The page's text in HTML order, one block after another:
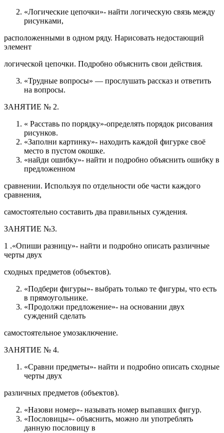
«Логические цепочки»- найти логическую связь между
рисунками,
расположенными в одном ряду. Нарисовать недостающий
элемент
логической цепочки. Подробно объяснить свои действия.
«Трудные вопросы» — прослушать рассказ и ответить
на вопросы.
ЗАНЯТИЕ № 2.
« Расставь по порядку»-определять порядок рисования
рисунков.
«Заполни картинку»- находить каждой фигурке своё
место в пустом окошке.
«найди ошибку»- найти и подробно объяснить ошибку в
предложенном
сравнении. Используя по отдельности обе части каждого
сравнения,
самостоятельно составить два правильных суждения.
ЗАНЯТИЕ №3.
1 .«Опиши разницу»- найти и подробно описать различные
черты двух
сходных предметов (объектов).
«Подбери фигуры»- выбрать только те фигуры, что есть
в прямоугольнике.
«Продолжи предложение»- на основании двух
суждений сделать
самостоятельное умозаключение.
ЗАНЯТИЕ № 4.
«Сравни предметы»- найти и подробно описать сходные
черты двух
различных предметов (объектов).
«Назови номер»- называть номер выпавших фигур.
«Пословицы»- объяснить, можно ли употреблять
данную пословицу в